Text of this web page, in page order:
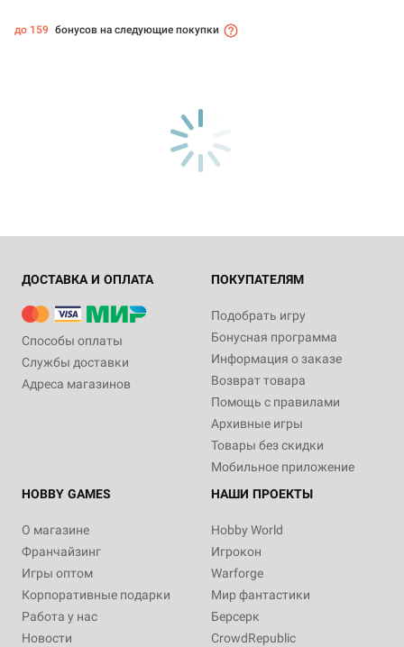
до 159 бонусов на следующие покупки
ДОСТАВКА И ОПЛАТА
Способы оплаты
Службы доставки
Адреса магазинов
ПОКУПАТЕЛЯМ
Подобрать игру
Бонусная программа
Информация о заказе
Возврат товара
Помощь с правилами
Архивные игры
Товары без скидки
Мобильное приложение
HOBBY GAMES
О магазине
Франчайзинг
Игры оптом
Корпоративные подарки
Работа у нас
Новости
НАШИ ПРОЕКТЫ
Hobby World
Игрокон
Warforge
Мир фантастики
Берсерк
CrowdRepublic